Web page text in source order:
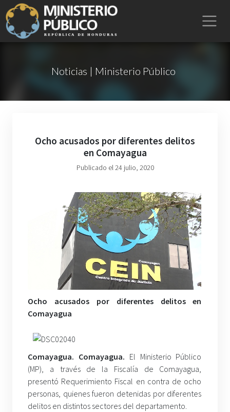
Noticias | Ministerio Público
Ocho acusados por diferentes delitos
en Comayagua
Publicado el 24 julio, 2020
Ocho acusados por diferentes delitos en
Comayagua
Comayagua. Comayagua. El Ministerio Público
(MP), a través de la Fiscalía de Comayagua,
presentó Requerimiento Fiscal en contra de ocho
personas, quienes fueron detenidas por diferentes
delitos en distintos sectores del departamento.